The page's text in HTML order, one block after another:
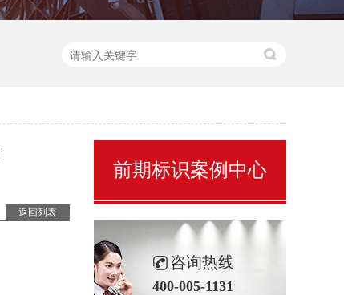
返回列表
前期标识案例中心
咨询热线
400-005-1131
村牌-1